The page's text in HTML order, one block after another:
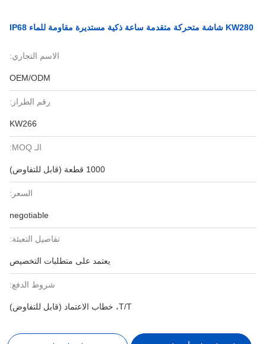
KW280 شاشة متحركة متقدمة ساعة ذكية مستديرة مقاومة للماء IP68
الاسم التجاري:
OEM/ODM
رقم الطراز:
KW266
الـ MOQ:
1000 قطعة (قابل للتفاوض)
السعر:
negotiable
تفاصيل التعبئة:
يعتمد على متطلبات التخصيص
شروط الدفع:
T/T، خطاب الاعتماد (قابل للتفاوض)